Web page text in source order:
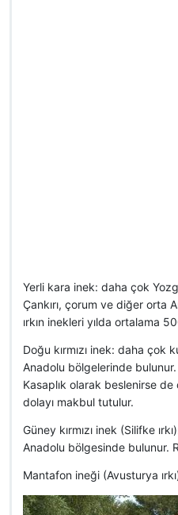
Yerli kara inek: daha çok
Çankırı, çorum ve diğer orta
ırkın inekleri yılda ortalama
Doğu kırmızı inek: daha
Anadolu bölgelerinde
Kasaplık olarak beslenirse
dolayı makbul tutulur.
Güney kırmızı inek (Silifke
Anadolu bölgesinde bulunur.
Mantafon ineği (Avusturya